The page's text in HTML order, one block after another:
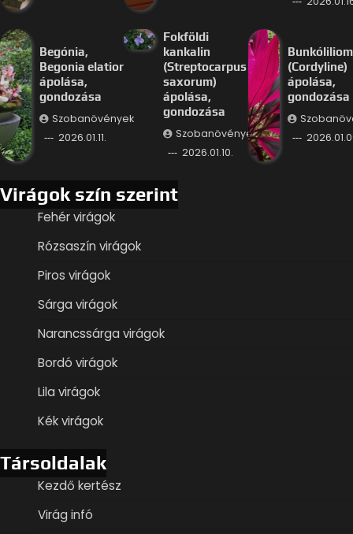
Begónia,
Begonia elatior
ápolása,
gondozása
Szobanövények
2026.01.11.
Fokföldi
kankalin
(Streptocarpus
saxorum)
ápolása,
gondozása
Szobanövények
2026.01.10.
Bunkóliliom
(Cordyline)
ápolása,
gondozása
Virágok szín szerint
Fehér virágok
Rózsaszín virágok
Piros virágok
Sárga virágok
Narancssárga virágok
Bordó virágok
Lila virágok
Kék virágok
Társoldalak
Kezdő kertész
Virág infó